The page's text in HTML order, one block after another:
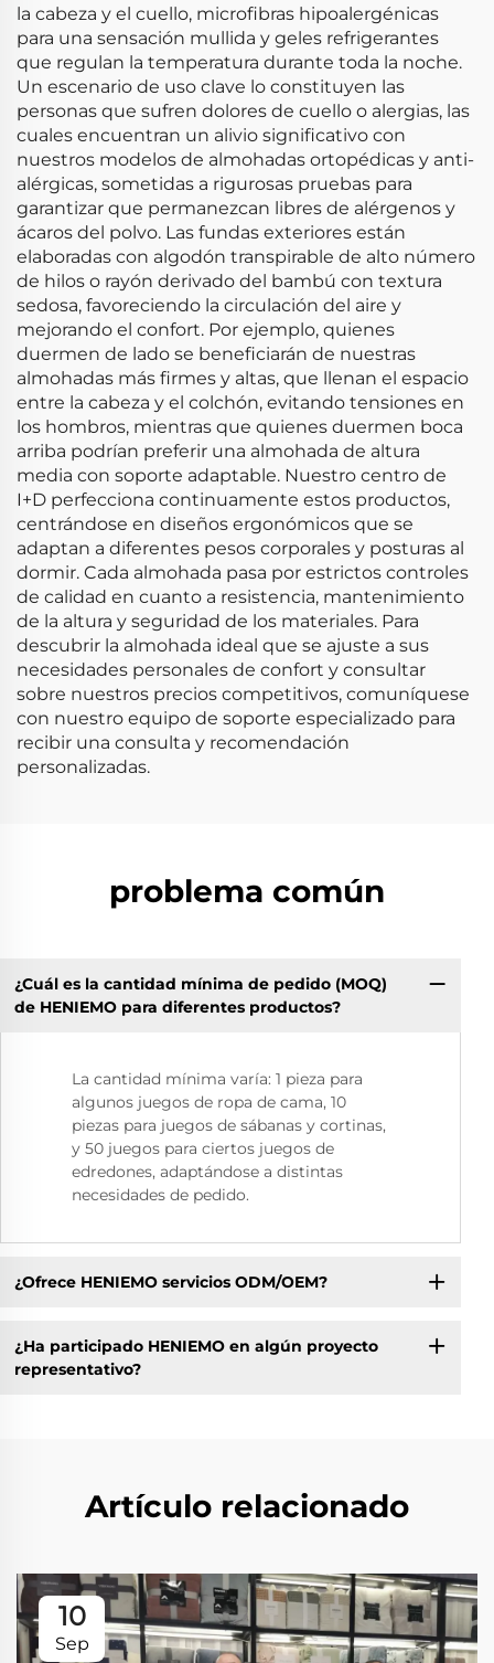
la cabeza y el cuello, microfibras hipoalergénicas
para una sensación mullida y geles refrigerantes
que regulan la temperatura durante toda la noche.
Un escenario de uso clave lo constituyen las
personas que sufren dolores de cuello o alergias, las
cuales encuentran un alivio significativo con
nuestros modelos de almohadas ortopédicas y anti-
alérgicas, sometidas a rigurosas pruebas para
garantizar que permanezcan libres de alérgenos y
ácaros del polvo. Las fundas exteriores están
elaboradas con algodón transpirable de alto número
de hilos o rayón derivado del bambú con textura
sedosa, favoreciendo la circulación del aire y
mejorando el confort. Por ejemplo, quienes
duermen de lado se beneficiarán de nuestras
almohadas más firmes y altas, que llenan el espacio
entre la cabeza y el colchón, evitando tensiones en
los hombros, mientras que quienes duermen boca
arriba podrían preferir una almohada de altura
media con soporte adaptable. Nuestro centro de
I+D perfecciona continuamente estos productos,
centrándose en diseños ergonómicos que se
adaptan a diferentes pesos corporales y posturas al
dormir. Cada almohada pasa por estrictos controles
de calidad en cuanto a resistencia, mantenimiento
de la altura y seguridad de los materiales. Para
descubrir la almohada ideal que se ajuste a sus
necesidades personales de confort y consultar
sobre nuestros precios competitivos, comuníquese
con nuestro equipo de soporte especializado para
recibir una consulta y recomendación
personalizadas.
problema común
¿Cuál es la cantidad mínima de pedido (MOQ)
de HENIEMO para diferentes productos?
La cantidad mínima varía: 1 pieza para
algunos juegos de ropa de cama, 10
piezas para juegos de sábanas y cortinas,
y 50 juegos para ciertos juegos de
edredones, adaptándose a distintas
necesidades de pedido.
¿Ofrece HENIEMO servicios ODM/OEM?
¿Ha participado HENIEMO en algún proyecto
representativo?
Artículo relacionado
10
Sep